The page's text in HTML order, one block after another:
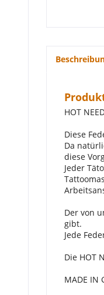
HOT
Diese
Da
diese
Jeder
Der von
gibt.
Jede
Die HOT
MADE IN